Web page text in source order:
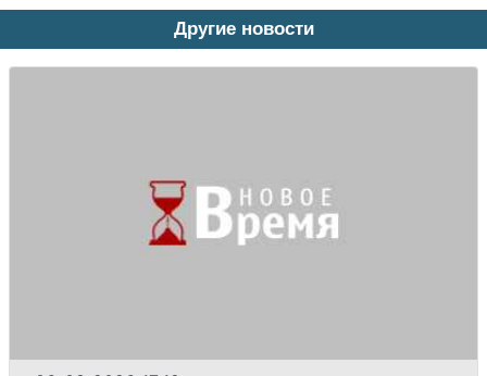
Другие новости